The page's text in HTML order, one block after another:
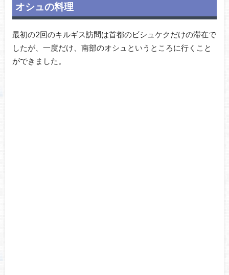
オシュの料理
最初の2回のキルギス訪問は首都のビシュケクだけの滞在で
したが、一度だけ、南部のオシュというところに行くこと
ができました。